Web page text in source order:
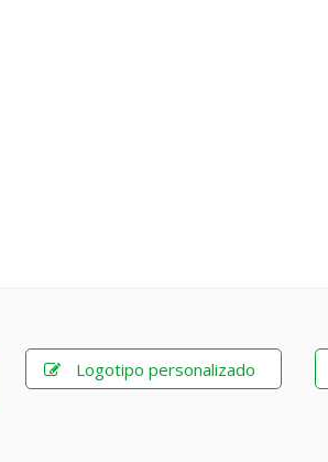
Logotipo personalizado